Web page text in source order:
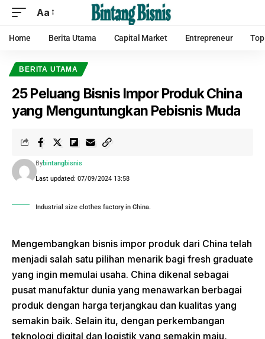
Aa
Home Berita Utama Capital Market Entrepreneur
BERITA UTAMA
25 Peluang Bisnis Impor Produk China
yang Menguntungkan Pebisnis Muda
Last updated: 07/09/2024 13:58
Bybintangbisnis
Industrial size clothes factory in China.
Mengembangkan bisnis impor produk dari China telah
menjadi salah satu pilihan menarik bagi fresh graduate
yang ingin memulai usaha. China dikenal sebagai
pusat manufaktur dunia yang menawarkan berbagai
produk dengan harga terjangkau dan kualitas yang
semakin baik. Selain itu, dengan perkembangan
teknologi digital dan logistik yang semakin maju,